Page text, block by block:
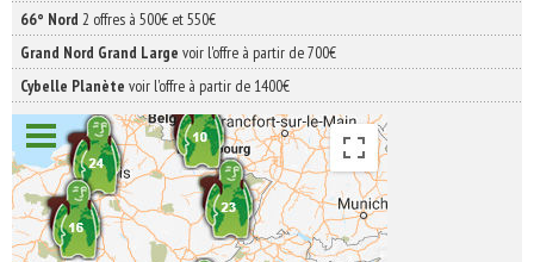
66° Nord 2 offres à 500€ et 550€
Grand Nord Grand Large voir l'offre à partir de 700€
Cybelle Planète voir l'offre à partir de 1400€